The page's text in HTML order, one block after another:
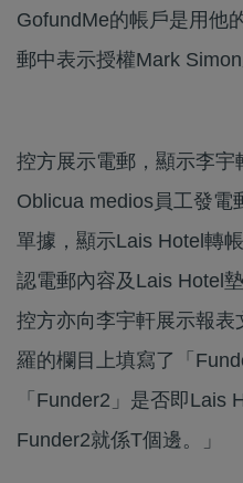
GofundMe的帳戶是用他
郵中表示授權Mark Simon
控方展示電郵，顯示李宇
Oblicua medios員工發電
單據，顯示Lais Hotel轉
認電郵內容及Lais Hotel
控方亦向李宇軒展示報
羅的欄目上填寫了「
「Funder2」是否即Lais
Funder2就係T個邊。」